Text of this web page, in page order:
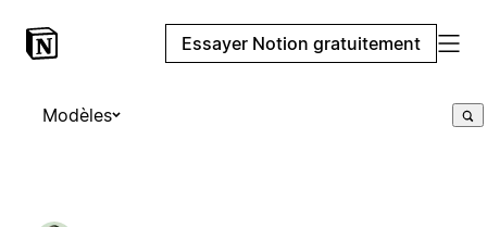
Essayer Notion gratuitement
Modèles